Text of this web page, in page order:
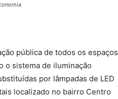
pública de todos os espaços
o sistema de iluminação
por lâmpadas de LED
localizado no bairro Centro